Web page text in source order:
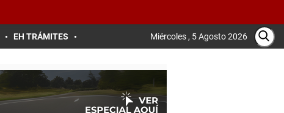
EH TRÁMITES Miércoles , 5 Agosto 2026